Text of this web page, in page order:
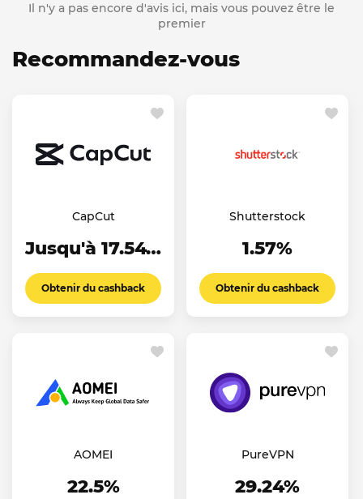
Il n'y a pas encore d'avis ici, mais vous pouvez être le
premier
Recommandez-vous
CapCut
Jusqu'à 17.54%
Obtenir du cashback
Shutterstock
1.57%
Obtenir du cashback
AOMEI
22.5%
PureVPN
29.24%